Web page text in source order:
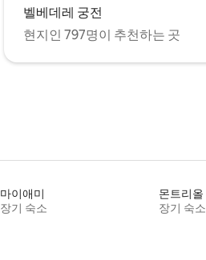
벨베데레 궁전
현지인 797명이 추천하는 곳
마이애미
장기 숙소
몬트리올
장기 숙소